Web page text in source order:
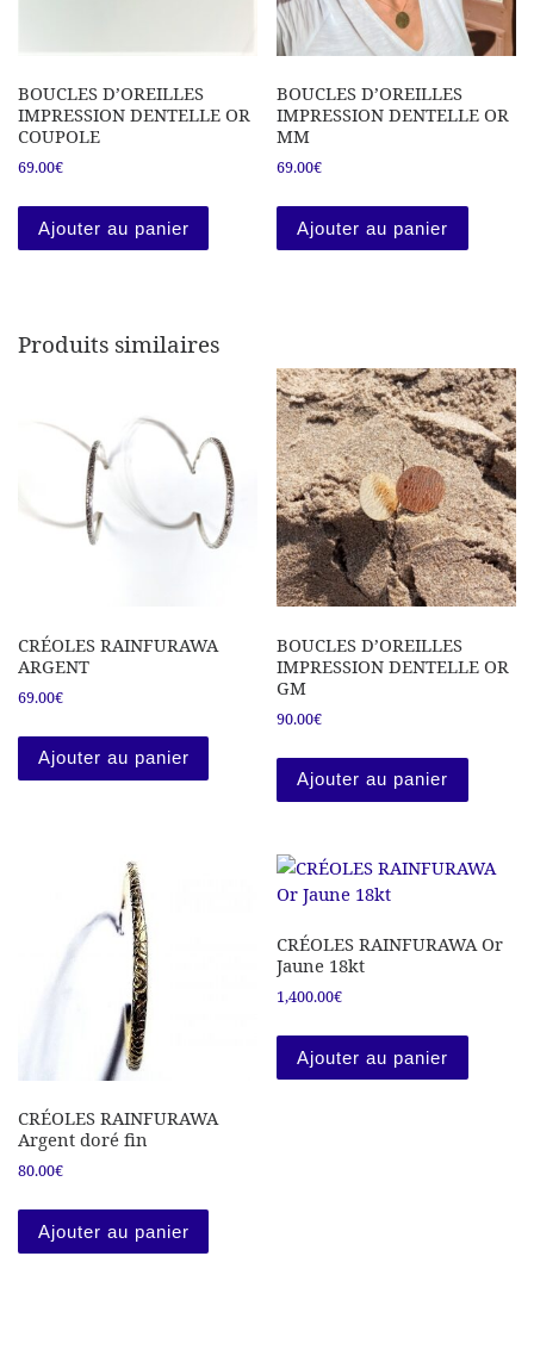
BOUCLES D’OREILLES
IMPRESSION DENTELLE OR
COUPOLE
69.00€
Ajouter au panier
BOUCLES D’OREILLES
IMPRESSION DENTELLE OR
MM
69.00€
Ajouter au panier
Produits similaires
CRÉOLES RAINFURAWA
ARGENT
69.00€
Ajouter au panier
BOUCLES D’OREILLES
IMPRESSION DENTELLE OR
GM
90.00€
Ajouter au panier
CRÉOLES RAINFURAWA
Argent doré fin
80.00€
Ajouter au panier
CRÉOLES RAINFURAWA Or
Jaune 18kt
1,400.00€
Ajouter au panier